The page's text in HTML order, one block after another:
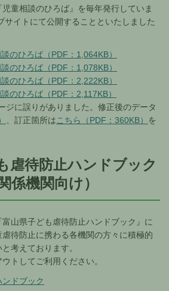
童相談のひろば』を毎年発行していま
サイトにて公開することといたしました
のひろば（PDF：1,064KB）
のひろば（PDF：1,078KB）
のひろば（PDF：2,222KB）
のひろば（PDF：2,117KB）
ジに誤りがありました。修正後のデータ
、訂正箇所は こちら（PDF：360KB）
を
虐待防止ハンドブック
係機関向け）
山県子ども虐待防止ハンドブック』に
待防止に携わる各機関の方々に積極的
考えております。
トしてご利用ください。
ドブック